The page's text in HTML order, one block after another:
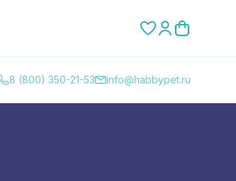
8 (800) 350-21-53 info@habbypet.ru